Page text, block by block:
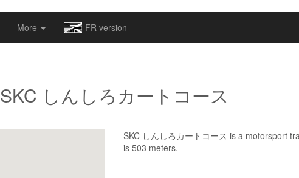
More FR version
SKC しんしろカートコース
SKC しんしろカートコース is a motorsport
is 503 meters.